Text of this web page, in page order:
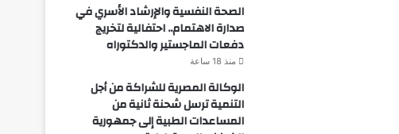
الصحة النفسية والإرشاد الأسري في
صدارة الاهتمام.. احتفالية لتخريج
دفعات الماجستير والدكتوراه
منذ 18 ساعة
الوكالة المصرية للشراكة من أجل
التنمية ترسل شحنة ثانية من
المساعدات الطبية إلى جمهورية